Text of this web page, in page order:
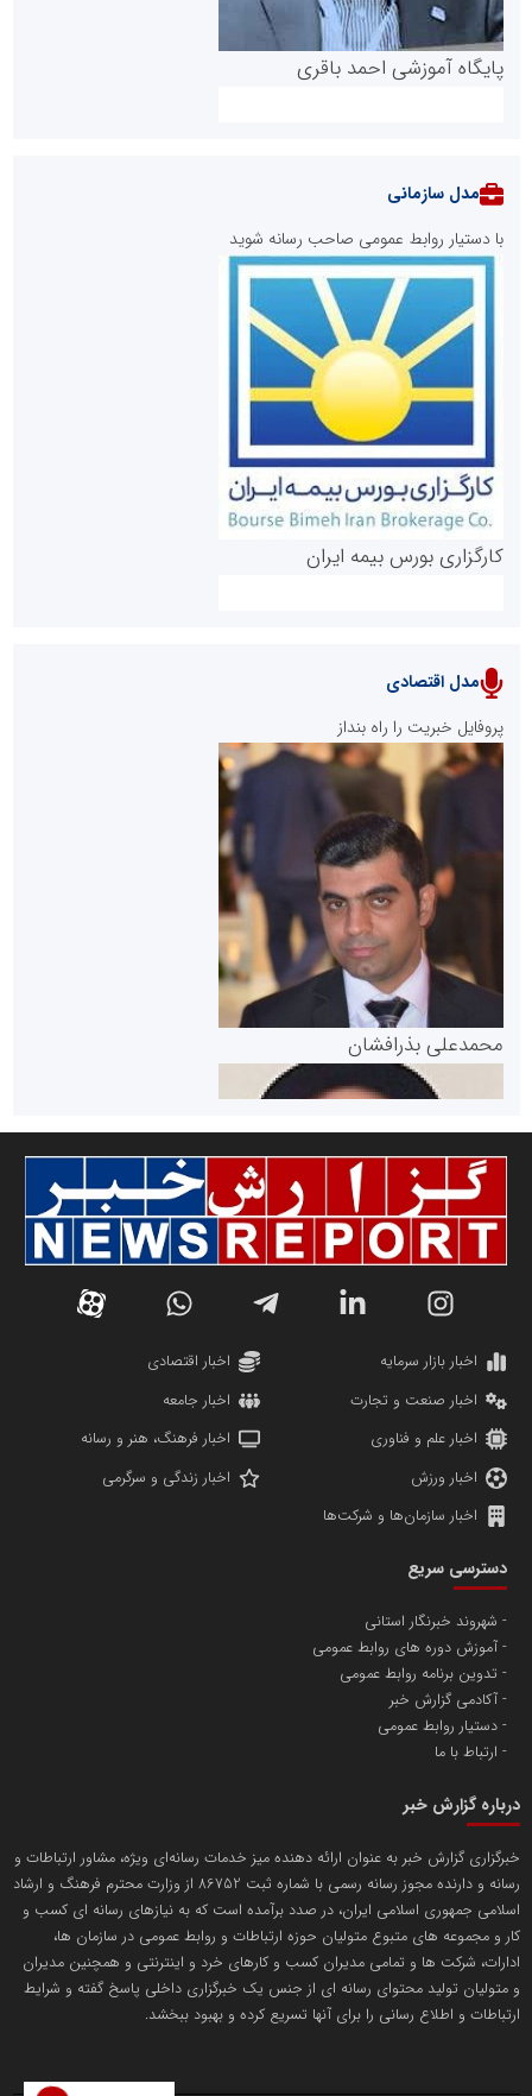
پایگاه آموزشی احمد باقری
روابط عمومی خبرگزاری گزارش خبر
پایگاه خبری نهضت ملی مسکن
پایگاه خبری گفتمان یزد
دانشگاه سئوی ایران
پایگاه اطلاع رسانی اعتلای نهادهای مردمی
پایگاه اطلاع رسانی دریا و نفت
مدل سازمانی
با دستیار روابط عمومی صاحب رسانه شوید
کارگزاری بورس بیمه ایران
سازمان بورس و اوراق بهادار
مرجع اخبار موثق در بازارسرمایه
سازمان صنعت،معدن و تجارت
تامین آهن اسفنجی تولیدکنندگان فولاد در کشور
تریبون
انتشار گسترده محتوا در رسانه گزارش خبر
مدل اقتصادی
پروفایل خبریت را راه بنداز
محمدعلی بذرافشان
مریم حاج نوروز نظری
مسعودصادقی
محمدعلی کرمعلی
اخبار بازار سرمایه
اخبار اقتصادی
اخبار صنعت و تجارت
اخبار جامعه
اخبار علم و فناوری
اخبار فرهنگ، هنر و رسانه
اخبار ورزش
اخبار زندگی و سرگرمی
اخبار سازمان‌ها و شرکت‌ها
دسترسی سریع
شهروند خبرنگار استانی
آموزش دوره های روابط عمومی
تدوین برنامه روابط عمومی
آکادمی گزارش خبر
دستیار روابط عمومی
ارتباط با ما
درباره گزارش خبر
خبرگزاری گزارش خبر به عنوان ارائه دهنده میز خدمات رسانه‌ای ویژه، مشاور ارتباطات و
رسانه و دارنده مجوز رسانه رسمی با شماره ثبت 86752 از وزارت محترم فرهنگ و ارشاد
اسلامی جمهوری اسلامی ایران، در صدد برآمده است که به نیازهای رسانه ای کسب و
کار و مجموعه های متبوع متولیان حوزه ارتباطات و روابط عمومی در سازمان ها،
ادارات، شرکت ها و تمامی مدیران کسب و کارهای خرد و اینترنتی و همچنین مدیران
و متولیان تولید محتوای رسانه ای از جنس یک خبرگزاری داخلی پاسخ گفته و شرایط
ارتباطات و اطلاع رسانی را برای آنها تسریع کرده و بهبود ببخشد.